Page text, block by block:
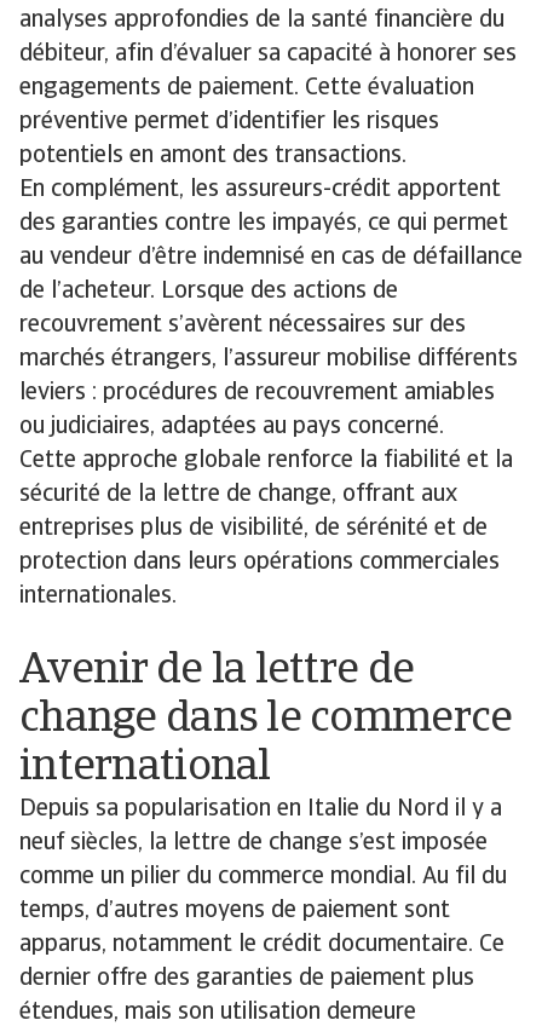
analyses approfondies de la santé financière du
débiteur, afin d’évaluer sa capacité à honorer ses
engagements de paiement. Cette évaluation
préventive permet d’identifier les risques
potentiels en amont des transactions.
En complément, les assureurs-crédit apportent
des garanties contre les impayés, ce qui permet
au vendeur d’être indemnisé en cas de défaillance
de l’acheteur. Lorsque des actions de
recouvrement s’avèrent nécessaires sur des
marchés étrangers, l’assureur mobilise différents
leviers : procédures de recouvrement amiables
ou judiciaires, adaptées au pays concerné.
Cette approche globale renforce la fiabilité et la
sécurité de la lettre de change, offrant aux
entreprises plus de visibilité, de sérénité et de
protection dans leurs opérations commerciales
internationales.
Avenir de la lettre de
change dans le commerce
international
Depuis sa popularisation en Italie du Nord il y a
neuf siècles, la lettre de change s’est imposée
comme un pilier du commerce mondial. Au fil du
temps, d’autres moyens de paiement sont
apparus, notamment le crédit documentaire. Ce
dernier offre des garanties de paiement plus
étendues, mais son utilisation demeure